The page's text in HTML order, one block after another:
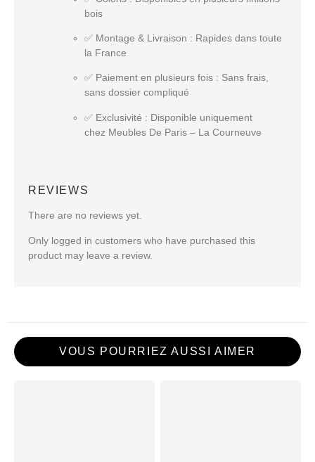
bois
✅ Montage & Livraison : Rapides dans toute
la France
✅ Paiement en plusieurs fois : Sans frais,
sans dossier compliqué
✅ Exclusivité : Disponible uniquement
chez Meubles De Paris – La Courneuve
REVIEWS
There are no reviews yet.
Only logged in customers who have purchased this
product may leave a review.
VOUS POURRIEZ AUSSI AIMER